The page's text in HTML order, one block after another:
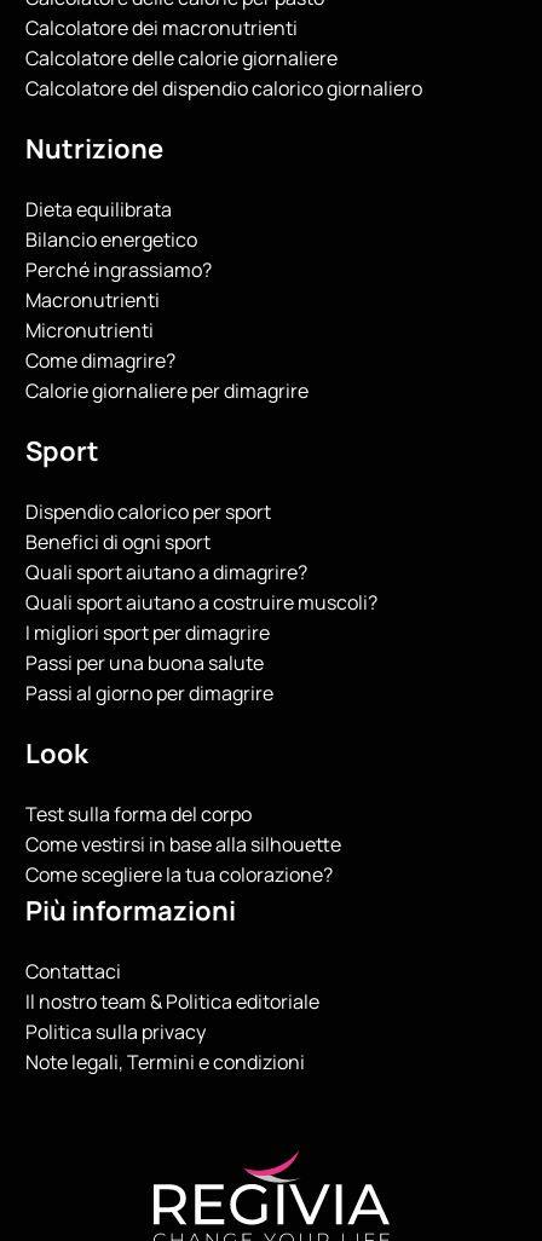
Calcolatore dei macronutrienti
Calcolatore delle calorie giornaliere
Calcolatore del dispendio calorico giornaliero
Nutrizione
Dieta equilibrata
Bilancio energetico
Perché ingrassiamo?
Macronutrienti
Micronutrienti
Come dimagrire?
Calorie giornaliere per dimagrire
Sport
Dispendio calorico per sport
Benefici di ogni sport
Quali sport aiutano a dimagrire?
Quali sport aiutano a costruire muscoli?
I migliori sport per dimagrire
Passi per una buona salute
Passi al giorno per dimagrire
Look
Test sulla forma del corpo
Come vestirsi in base alla silhouette
Come scegliere la tua colorazione?
Più informazioni
Contattaci
Il nostro team & Politica editoriale
Politica sulla privacy
Note legali, Termini e condizioni